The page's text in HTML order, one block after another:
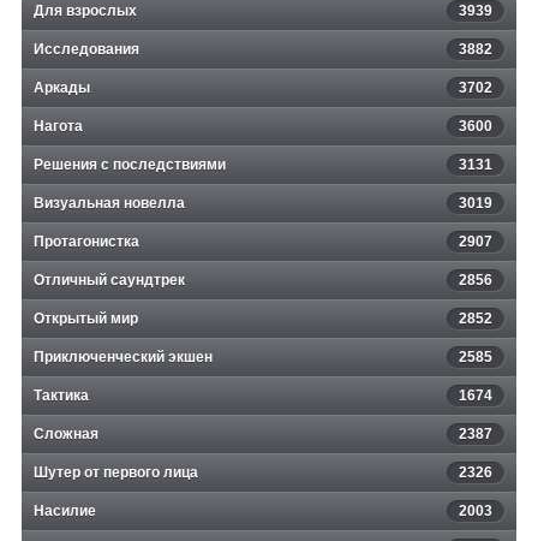
Для взрослых 3939
Исследования 3882
Аркады 3702
Нагота 3600
Решения с последствиями 3131
Визуальная новелла 3019
Протагонистка 2907
Отличный саундтрек 2856
Открытый мир 2852
Приключенческий экшен 2585
Тактика 1674
Сложная 2387
Шутер от первого лица 2326
Насилие 2003